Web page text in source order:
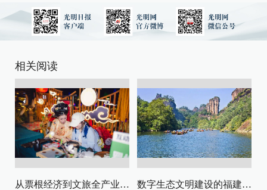
相关阅读
从票根经济到文旅全产业链升级 数字生态文明建设的福建路径与启示